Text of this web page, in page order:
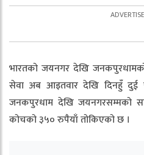
भारतको जयनगर देखि
सेवा अब आइतवार देखि दिनहुँ
जनकपुरधाम देखि जयनगरसम्मको
कोचको ३५० रुपैयाँ तोकिएको छ ।